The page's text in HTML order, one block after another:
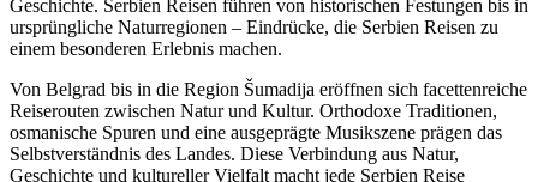
Geschichte. Serbien Reisen führen von historischen Festungen bis in
ursprüngliche Naturregionen – Eindrücke, die Serbien Reisen zu
einem besonderen Erlebnis machen.
Von Belgrad bis in die Region Šumadija eröffnen sich facettenreiche
Reiserouten zwischen Natur und Kultur. Orthodoxe Traditionen,
osmanische Spuren und eine ausgeprägte Musikszene prägen das
Selbstverständnis des Landes. Diese Verbindung aus Natur,
Geschichte und kultureller Vielfalt macht jede Serbien Reise